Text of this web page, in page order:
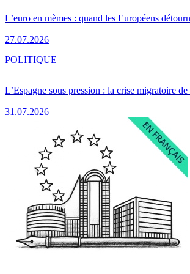
L’euro en mèmes : quand les Européens
27.07.2026
L’Espagne sous pression : la crise migratoire
31.07.2026
POLITIQUE